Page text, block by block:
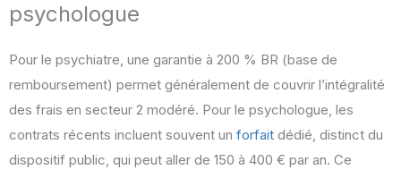
psychologue
Pour le psychiatre, une garantie à 200 % BR (base de
remboursement) permet généralement de couvrir l’intégralité
des frais en secteur 2 modéré. Pour le psychologue, les
contrats récents incluent souvent un forfait dédié, distinct du
dispositif public, qui peut aller de 150 à 400 € par an. Ce